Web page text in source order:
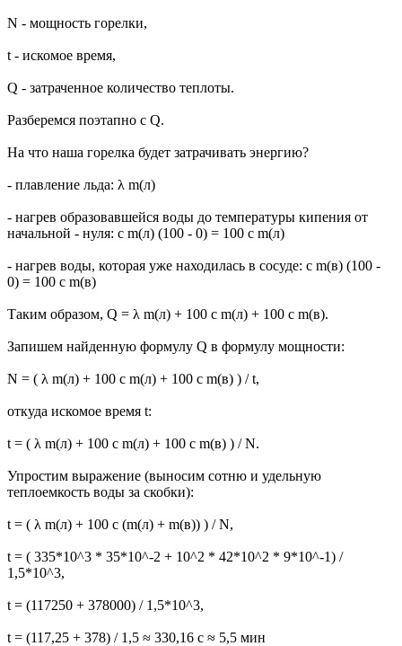
N - мощность горелки,
t - искомое время,
Q - затраченное количество теплоты.
Разберемся поэтапно с Q.
На что наша горелка будет затрачивать энергию?
- плавление льда: λ m(л)
- нагрев образовавшейся воды до температуры кипения от
начальной - нуля: c m(л) (100 - 0) = 100 c m(л)
- нагрев воды, которая уже находилась в сосуде: c m(в) (100 -
0) = 100 с m(в)
Таким образом, Q = λ m(л) + 100 c m(л) + 100 с m(в).
Запишем найденную формулу Q в формулу мощности:
N = ( λ m(л) + 100 c m(л) + 100 с m(в) ) / t,
откуда искомое время t:
t = ( λ m(л) + 100 c m(л) + 100 с m(в) ) / N.
Упростим выражение (выносим сотню и удельную
теплоемкость воды за скобки):
t = ( λ m(л) + 100 c (m(л) + m(в)) ) / N,
t = ( 335*10^3 * 35*10^-2 + 10^2 * 42*10^2 * 9*10^-1) /
1,5*10^3,
t = (117250 + 378000) / 1,5*10^3,
t = (117,25 + 378) / 1,5 ≈ 330,16 c ≈ 5,5 мин